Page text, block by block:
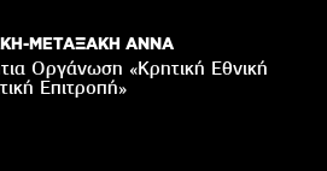
ΜΕΤΑΞΑΚΗ ΑΝΝΑ
Οργάνωση «Κρητική Εθνική
Eπιτροπή»